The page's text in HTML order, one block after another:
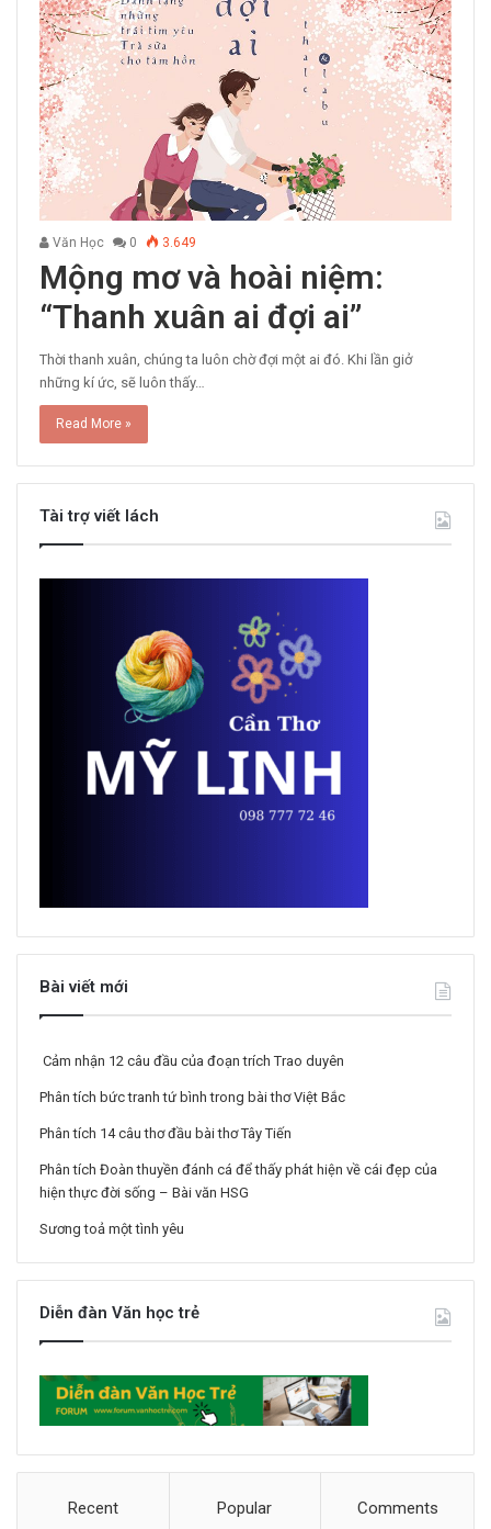
Văn Học 0 3.649
Mộng mơ và hoài niệm:
“Thanh xuân ai đợi ai”
Thời thanh xuân, chúng ta luôn chờ đợi một ai đó. Khi lần giở
những kí ức, sẽ luôn thấy…
Read More »
Tài trợ viết lách
Bài viết mới
Cảm nhận 12 câu đầu của đoạn trích Trao duyên
Phân tích bức tranh tứ bình trong bài thơ Việt Bắc
Phân tích 14 câu thơ đầu bài thơ Tây Tiến
Phân tích Đoàn thuyền đánh cá để thấy phát hiện về cái đẹp của
hiện thực đời sống – Bài văn HSG
Sương toả một tình yêu
Diễn đàn Văn học trẻ
Recent Popular Comments